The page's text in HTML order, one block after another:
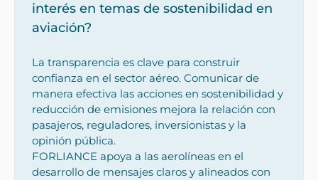
interés en temas de sostenibilidad en
aviación?
La transparencia es clave para construir
confianza en el sector aéreo. Comunicar de
manera efectiva las acciones en sostenibilidad y
reducción de emisiones mejora la relación con
pasajeros, reguladores, inversionistas y la
opinión pública.
FORLIANCE apoya a las aerolíneas en el
desarrollo de mensajes claros y alineados con